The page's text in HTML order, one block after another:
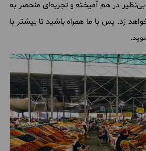
بی‌نظیر در هم آمیخته و تجربه‌ای منحصر به
زد. پس با ما همراه باشید تا بیشتر با